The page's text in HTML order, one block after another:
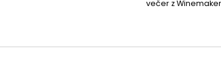
večer z